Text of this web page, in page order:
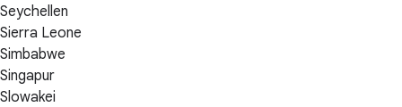
Seychellen
Sierra Leone
Simbabwe
Singapur
Slowakei